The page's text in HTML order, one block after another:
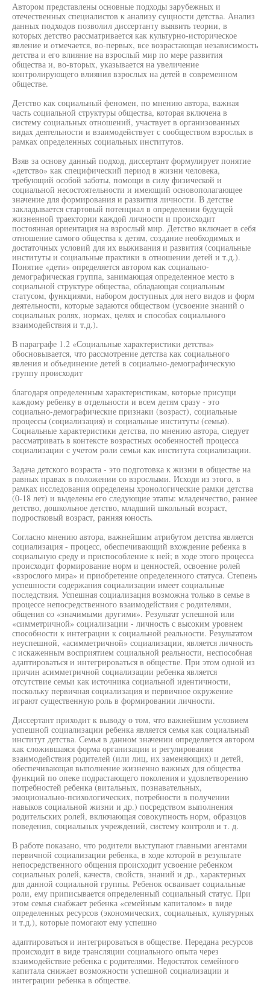
Автором представлены основные подходы зарубежных и
отечественных специалистов к анализу сущности детства. Анализ
данных подходов позволил диссертанту выявить теории, в
которых детство рассматривается как культурно-историческое
явление и отмечается, во-первых, все возрастающая независимость
детства и его влияние на взрослый мир по мере развития
общества и, во-вторых, указывается на увеличение
контролирующего влияния взрослых на детей в современном
обществе.
Детство как социальный феномен, по мнению автора, важная
часть социальной структуры общества, которая включена в
систему социальных отношений, участвует в организованных
видах деятельности и взаимодействует с сообществом взрослых в
рамках определенных социальных институтов.
Взяв за основу данный подход, диссертант формулирует понятие
«детство» как специфический период в жизни человека,
требующий особой заботы, помощи в силу физической и
социальной несостоятельности и имеющий основополагающее
значение для формирования и развития личности. В детстве
закладывается стартовый потенциал в определении будущей
жизненной траектории каждой личности и происходит
постоянная ориентация на взрослый мир. Детство включает в себя
отношение самого общества к детям, создание необходимых и
достаточных условий для их выживания и развития (социальные
институты и социальные практики в отношении детей и т.д.).
Понятие «дети» определяется автором как социально-
демографическая группа, занимающая определенное место в
социальной структуре общества, обладающая социальным
статусом, функциями, набором доступных для него видов и форм
деятельности, которые задаются обществом (усвоение знаний о
социальных ролях, нормах, целях и способах социального
взаимодействия и т.д.).
В параграфе 1.2 «Социальные характеристики детства»
обосновывается, что рассмотрение детства как социального
явления и объединение детей в социально-демографическую
группу происходит
благодаря определенным характеристикам, которые присущи
каждому ребенку в отдельности и всем детям сразу - это
социально-демографические признаки (возраст), социальные
процессы (социализация) и социальные институты (семья).
Социальные характеристики детства, по мнению автора, следует
рассматривать в контексте возрастных особенностей процесса
социализации с учетом роли семьи как института социализации.
Задача детского возраста - это подготовка к жизни в обществе на
равных правах в положении со взрослыми. Исходя из этого, в
рамках исследования определены хронологические рамки детства
(0-18 лет) и выделены его следующие этапы: младенчество, раннее
детство, дошкольное детство, младший школьный возраст,
подростковый возраст, ранняя юность.
Согласно мнению автора, важнейшим атрибутом детства является
социализация - процесс, обеспечивающий вхождение ребенка в
социальную среду и приспособление к ней; в ходе этого процесса
происходит формирование норм и ценностей, освоение ролей
«взрослого мира» и приобретение определенного статуса. Степень
успешности содержания социализации имеет социальные
последствия. Успешная социализация возможна только в семье в
процессе непосредственного взаимодействия с родителями,
общения со «значимыми другими». Результат успешной или
«симметричной» социализации - личность с высоким уровнем
способности к интеграции к социальной реальности. Результатом
неуспешной, «асимметричной» социализации, является личность
с искаженным восприятием социальной реальности, неспособная
адаптироваться и интегрироваться в обществе. При этом одной из
причин асимметричной социализации ребенка является
отсутствие семьи как источника социальной идентичности,
поскольку первичная социализация и первичное окружение
играют существенную роль в формировании личности.
Диссертант приходит к выводу о том, что важнейшим условием
успешной социализации ребенка является семья как социальный
институт детства. Семья в данном значении определяется автором
как сложившаяся форма организации и регулирования
взаимодействия родителей (или лиц, их заменяющих) и детей,
обеспечивающая выполнение жизненно важных для общества
функций по опеке подрастающего поколения и удовлетворению
потребностей ребенка (витальных, познавательных,
эмоционально-психологических, потребности в получении
навыков социальной жизни и др.) посредством выполнения
родительских ролей, включающая совокупность норм, образцов
поведения, социальных учреждений, систему контроля и т. д.
В работе показано, что родители выступают главными агентами
первичной социализации ребенка, в ходе которой в результате
непосредственного общения происходит усвоение ребенком
социальных ролей, качеств, свойств, знаний и др., характерных
для данной социальной группы. Ребенок осваивает социальные
роли, ему приписывается определенный социальный статус. При
этом семья снабжает ребенка «семейным капиталом» в виде
определенных ресурсов (экономических, социальных, культурных
и т.д.), которые помогают ему успешно
адаптироваться и интегрироваться в обществе. Передана ресурсов
происходит в виде трансляции социального опыта через
взаимодействие ребенка с родителями. Недостаток семейного
капитала снижает возможности успешной социализации и
интеграции ребенка в обществе.